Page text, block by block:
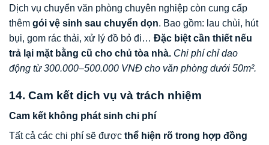
Dịch vụ chuyển văn phòng chuyên nghiệp còn cung cấp
thêm gói vệ sinh sau chuyển dọn. Bao gồm: lau chùi, hút
bụi, gom rác thải, xử lý đồ bỏ đi… Đặc biệt cần thiết nếu
trả lại mặt bằng cũ cho chủ tòa nhà. Chi phí chỉ dao
động từ 300.000–500.000 VNĐ cho văn phòng dưới 50m².
14. Cam kết dịch vụ và trách nhiệm
Cam kết không phát sinh chi phí
Tất cả các chi phí sẽ được thể hiện rõ trong hợp đồng